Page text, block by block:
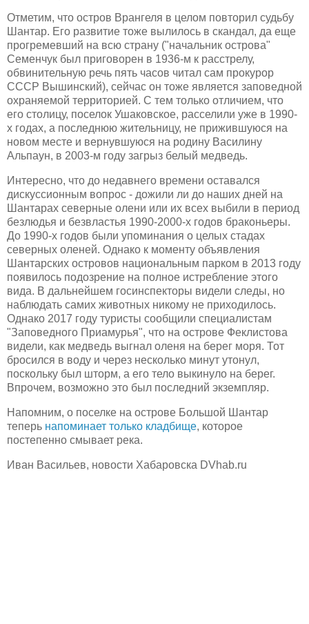
Отметим, что остров Врангеля в целом повторил судьбу
Шантар. Его развитие тоже вылилось в скандал, да еще
прогремевший на всю страну ("начальник острова"
Семенчук был приговорен в 1936-м к расстрелу,
обвинительную речь пять часов читал сам прокурор
СССР Вышинский), сейчас он тоже является заповедной
охраняемой территорией. С тем только отличием, что
его столицу, поселок Ушаковское, расселили уже в 1990-
х годах, а последнюю жительницу, не прижившуюся на
новом месте и вернувшуюся на родину Василину
Альпаун, в 2003-м году загрыз белый медведь.
Интересно, что до недавнего времени оставался
дискуссионным вопрос - дожили ли до наших дней на
Шантарах северные олени или их всех выбили в период
безлюдья и безвластья 1990-2000-х годов браконьеры.
До 1990-х годов были упоминания о целых стадах
северных оленей. Однако к моменту объявления
Шантарских островов национальным парком в 2013 году
появилось подозрение на полное истребление этого
вида. В дальнейшем госинспекторы видели следы, но
наблюдать самих животных никому не приходилось.
Однако 2017 году туристы сообщили специалистам
"Заповедного Приамурья", что на острове Феклистова
видели, как медведь выгнал оленя на берег моря. Тот
бросился в воду и через несколько минут утонул,
поскольку был шторм, а его тело выкинуло на берег.
Впрочем, возможно это был последний экземпляр.
Напомним, о поселке на острове Большой Шантар
теперь напоминает только кладбище, которое
постепенно смывает река.
Иван Васильев, новости Хабаровска DVhab.ru